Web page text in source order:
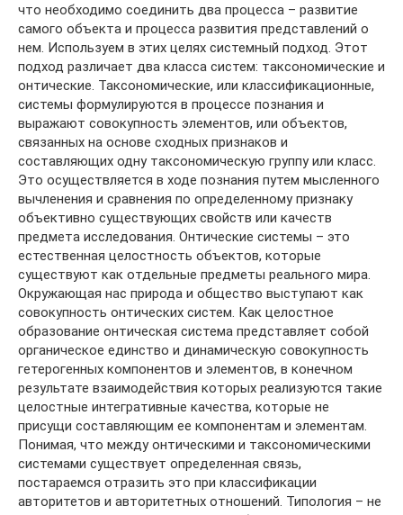
что необходимо соединить два процесса – развитие
самого объекта и процесса развития представлений о
нем. Используем в этих целях системный подход. Этот
подход различает два класса систем: таксономические и
онтические. Таксономические, или классификационные,
системы формулируются в процессе познания и
выражают совокупность элементов, или объектов,
связанных на основе сходных признаков и
составляющих одну таксономическую группу или класс.
Это осуществляется в ходе познания путем мысленного
вычленения и сравнения по определенному признаку
объективно существующих свойств или качеств
предмета исследования. Онтические системы – это
естественная целостность объектов, которые
существуют как отдельные предметы реального мира.
Окружающая нас природа и общество выступают как
совокупность онтических систем. Как целостное
образование онтическая система представляет собой
органическое единство и динамическую совокупность
гетерогенных компонентов и элементов, в конечном
результате взаимодействия которых реализуются такие
целостные интегративные качества, которые не
присущи составляющим ее компонентам и элементам.
Понимая, что между онтическими и таксономическими
системами существует определенная связь,
постараемся отразить это при классификации
авторитетов и авторитетных отношений. Типология – не